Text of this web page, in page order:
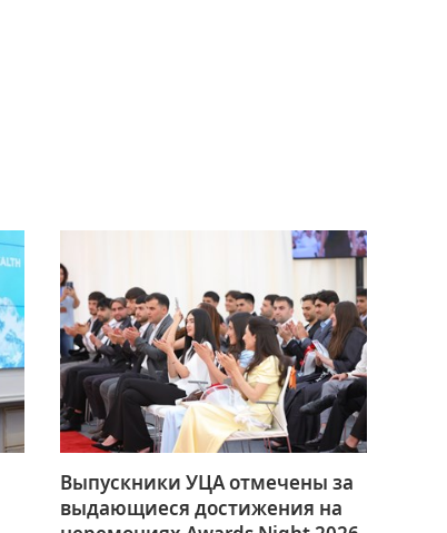
Выпускники УЦА отмечены за
выдающиеся достижения на